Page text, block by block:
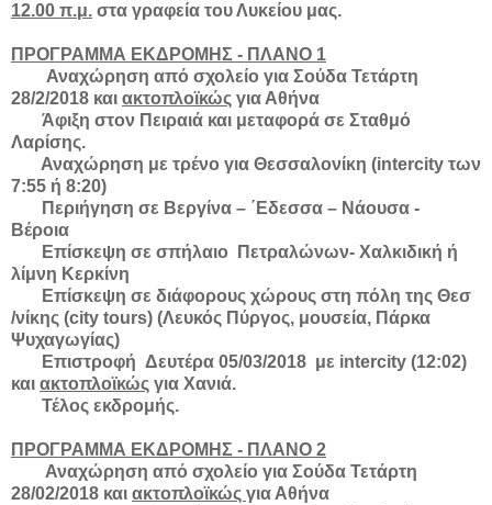
12.00 π.μ. στα γραφεία του Λυκείου μας.
ΠΡΟΓΡΑΜΜΑ ΕΚΔΡΟΜΗΣ - ΠΛΑΝΟ 1
Αναχώρηση από σχολείο για Σούδα Τετάρτη
28/2/2018 και ακτοπλοϊκώς για Αθήνα
Άφιξη στον Πειραιά και μεταφορά σε Σταθμό
Λαρίσης.
Αναχώρηση με τρένο για Θεσσαλονίκη (intercity των
7:55 ή 8:20)
Περιήγηση σε Βεργίνα – ΄Εδεσσα – Νάουσα -
Βέροια
Επίσκεψη σε σπήλαιο Πετραλώνων- Χαλκιδική ή
λίμνη Κερκίνη
Επίσκεψη σε διάφορους χώρους στη πόλη της Θεσ
/νίκης (city tours) (Λευκός Πύργος, μουσεία, Πάρκα
Ψυχαγωγίας)
Eπιστροφή Δευτέρα 05/03/2018 με intercity (12:02)
και ακτοπλοϊκώς για Χανιά.
Τέλος εκδρομής.
ΠΡΟΓΡΑΜΜΑ ΕΚΔΡΟΜΗΣ - ΠΛΑΝΟ 2
Αναχώρηση από σχολείο για Σούδα Τετάρτη
28/02/2018 και ακτοπλοϊκώς για Αθήνα